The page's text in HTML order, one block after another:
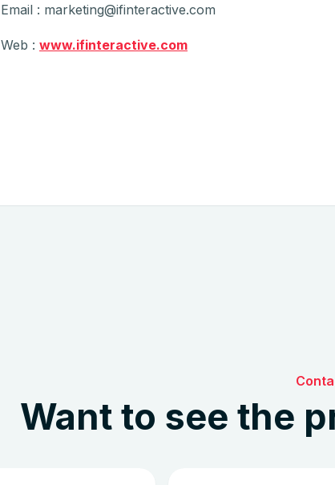
Email : marketing@ifinteractive.com
Web : www.ifinteractive.com
Want to see the